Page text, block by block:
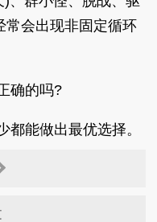
常会出现非固定循环
确的吗?
能做出最优选择。